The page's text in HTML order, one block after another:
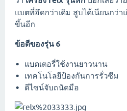
แบตที่อึดกว่าเดิม สูบได้เนียนกว่า
ขึ้นอีก
ข้อดีของรุ่น 6
แบตเตอรี่ใช้งานยาวนาน
เทคโนโลยีป้องกันการรั่วซึม
ดีไซน์จับถนัดมือ